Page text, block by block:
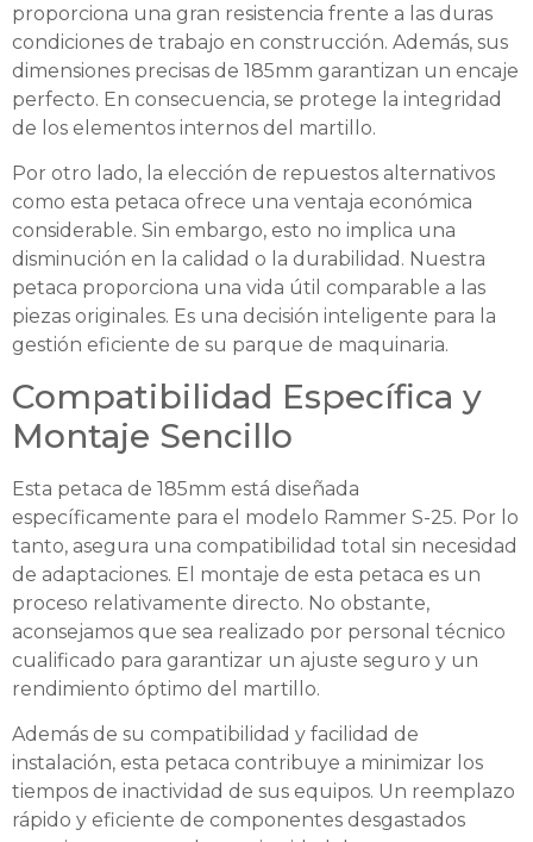
proporciona una gran resistencia frente a las duras
condiciones de trabajo en construcción. Además, sus
dimensiones precisas de 185mm garantizan un encaje
perfecto. En consecuencia, se protege la integridad
de los elementos internos del martillo.
Por otro lado, la elección de repuestos alternativos
como esta petaca ofrece una ventaja económica
considerable. Sin embargo, esto no implica una
disminución en la calidad o la durabilidad. Nuestra
petaca proporciona una vida útil comparable a las
piezas originales. Es una decisión inteligente para la
gestión eficiente de su parque de maquinaria.
Compatibilidad Específica y
Montaje Sencillo
Esta petaca de 185mm está diseñada
específicamente para el modelo Rammer S-25. Por lo
tanto, asegura una compatibilidad total sin necesidad
de adaptaciones. El montaje de esta petaca es un
proceso relativamente directo. No obstante,
aconsejamos que sea realizado por personal técnico
cualificado para garantizar un ajuste seguro y un
rendimiento óptimo del martillo.
Además de su compatibilidad y facilidad de
instalación, esta petaca contribuye a minimizar los
tiempos de inactividad de sus equipos. Un reemplazo
rápido y eficiente de componentes desgastados